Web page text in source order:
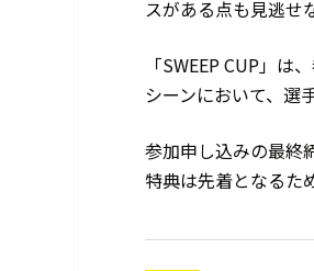
スがある点も見逃せ
「SWEEP CUP」
シーンにおいて、選
参加申し込みの最終
特典は先着となるた